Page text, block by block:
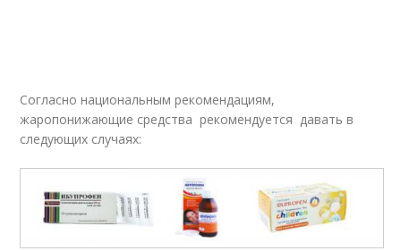
Согласно национальным рекомендациям,
жаропонижающие средства рекомендуется давать в
следующих случаях: